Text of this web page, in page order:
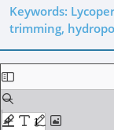
Keywords:
trimming,